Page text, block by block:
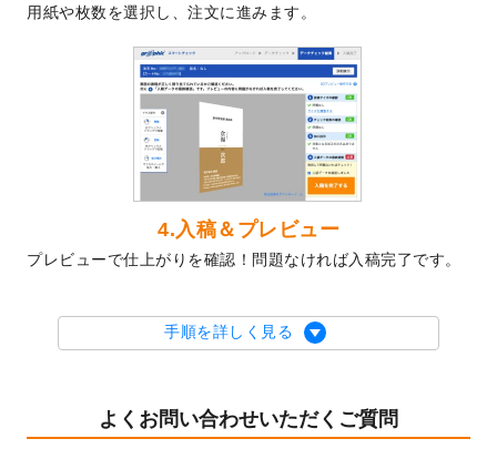
なりました！
2024年版4月始まりのカレンダーデザイン
テンプレートを公開いたしました。
2024年辰年の年賀ポスターデザインテンプ
レート
を公開いたしました。
箔押し年賀状のデザインテンプレート
開いたしました。
クリアファイル、封筒、うちわにてオリジ
ナルデザインで作成できるようになりまし
た！
を公開いたしました。
2023/9/1
2024年版1月始まりのカレンダーデザイン
オリジナルサイズ、変型サイズで作成でき
るようになりました！
用紙や枚数を選択し、注文に進みます。
4.入稿＆プレビュー
プレビューで仕上がりを確認！問題なければ入稿完了です。
手順を詳しく見る
よくお問い合わせいただくご質問